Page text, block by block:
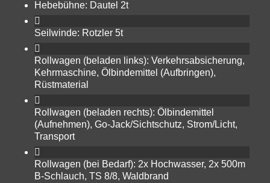
Hebebühne: Dautel 2t
Seilwinde: Rotzler 5t
Rollwagen (beladen links): Verkehrsabsicherung,
Kehrmaschine, Ölbindemittel (Aufbringen),
Rüstmaterial
Rollwagen (beladen rechts): Ölbindemittel
(Aufnehmen), Go-Jack/Sichtschutz, Strom/Licht,
Transport
Rollwagen (bei Bedarf): 2x Hochwasser, 2x 500m
B-Schlauch, TS 8/8, Waldbrand